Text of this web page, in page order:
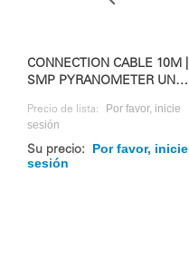
CONNECTION CABLE 10M |
SMP PYRANOMETER UND
Precio de lista:
Por favor, inicie
sesión
Su precio:
Por favor, inicie
sesión